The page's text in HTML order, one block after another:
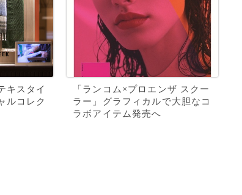
キスタイ
ルコレク
「ランコム×プロエンザ スクー
ラー」グラフィカルで大胆なコ
ラボアイテム発売へ